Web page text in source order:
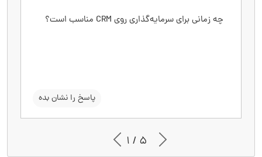
چه زمانی برای سرمایه‌گذاری روی CRM مناسب است؟
پاسخ را نشان بده
زمانی که تعداد مشتریان در حال افزایش است،
1 / 5